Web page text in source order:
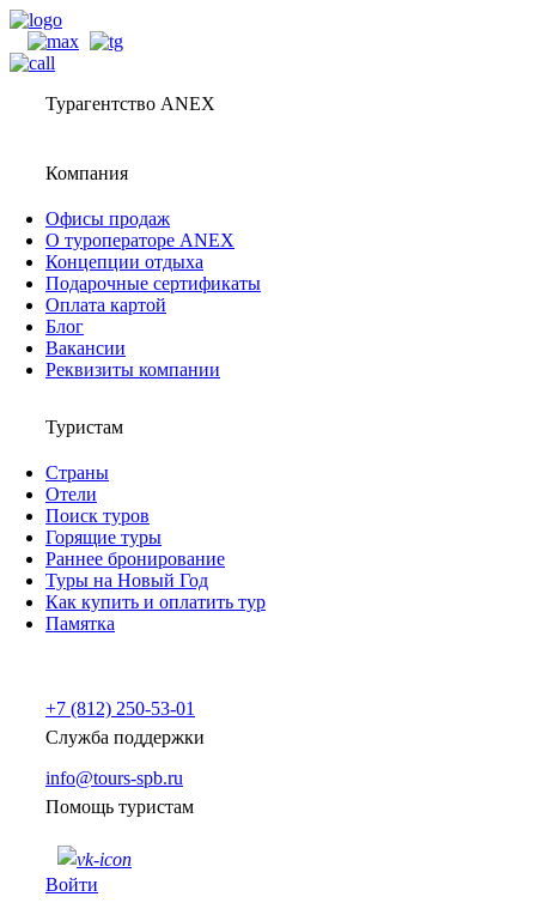
Турагентство ANEX
Компания
Офисы продаж
О туроператоре ANEX
Концепции отдыха
Подарочные сертификаты
Оплата картой
Блог
Вакансии
Реквизиты компании
Туристам
Страны
Отели
Поиск туров
Горящие туры
Раннее бронирование
Туры на Новый Год
Как купить и оплатить тур
Памятка
+7 (812) 250-53-01
Служба поддержки
info@tours-spb.ru
Помощь туристам
Войти